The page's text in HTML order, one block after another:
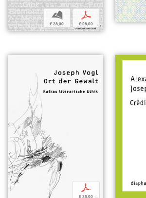
b
€ 28,00
p
€ 28,00
p
€ 35,00